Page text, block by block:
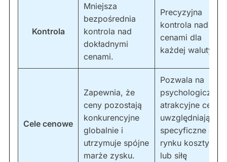
Kontrola
Mniejsza
bezpośrednia
kontrola nad
dokładnymi
cenami.
Precyzyjna
kontrola nad
cenami dla
każdej waluty.
Cele cenowe
Zapewnia, że
ceny pozostają
konkurencyjne
globalnie i
utrzymuje spójne
marże zysku.
Pozwala na
psychologicznie
atrakcyjne ceny,
uwzględniając
specyficzne dla
rynku koszty
lub siłę